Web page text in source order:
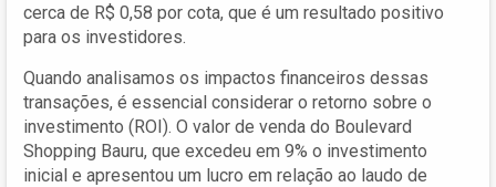
cerca de R$ 0,58 por cota, que é um resultado positivo
para os investidores.
Quando analisamos os impactos financeiros dessas
transações, é essencial considerar o retorno sobre o
investimento (ROI). O valor de venda do Boulevard
Shopping Bauru, que excedeu em 9% o investimento
inicial e apresentou um lucro em relação ao laudo de